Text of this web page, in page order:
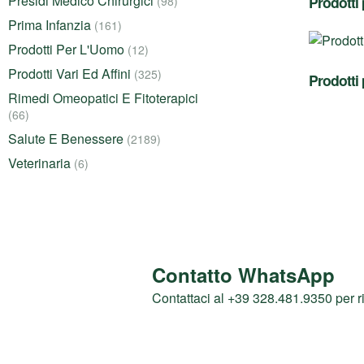
Prodotti
Prima Infanzia (161)
Prodotti Per L'Uomo (12)
Prodotti Vari Ed Affini (325)
Rimedi Omeopatici E Fitoterapici
(66)
Salute E Benessere (2189)
Veterinaria (6)
Contatto WhatsApp
Contattaci al +39 328.481.9350 per